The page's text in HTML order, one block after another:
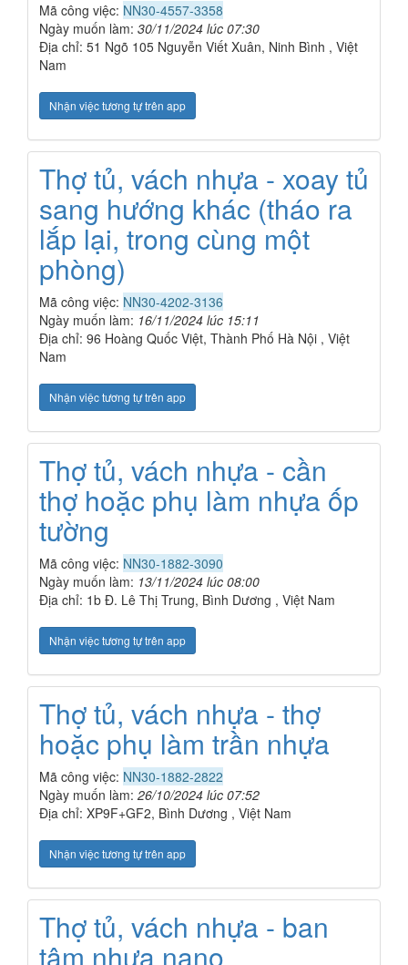
Mã công việc: NN30-4557-3358
Ngày muốn làm: 30/11/2024 lúc 07:30
Địa chỉ: 51 Ngõ 105 Nguyễn Viết Xuân, Ninh Bình , Việt
Nam
Nhận việc tương tự trên app
Thợ tủ, vách nhựa - xoay tủ
sang hướng khác (tháo ra
lắp lại, trong cùng một
phòng)
Mã công việc: NN30-4202-3136
Ngày muốn làm: 16/11/2024 lúc 15:11
Địa chỉ: 96 Hoàng Quốc Việt, Thành Phố Hà Nội , Việt
Nam
Nhận việc tương tự trên app
Thợ tủ, vách nhựa - cần
thợ hoặc phụ làm nhựa ốp
tường
Mã công việc: NN30-1882-3090
Ngày muốn làm: 13/11/2024 lúc 08:00
Địa chỉ: 1b Đ. Lê Thị Trung, Bình Dương , Việt Nam
Nhận việc tương tự trên app
Thợ tủ, vách nhựa - thợ
hoặc phụ làm trần nhựa
Mã công việc: NN30-1882-2822
Ngày muốn làm: 26/10/2024 lúc 07:52
Địa chỉ: XP9F+GF2, Bình Dương , Việt Nam
Nhận việc tương tự trên app
Thợ tủ, vách nhựa - ban
tâm nhựa nano